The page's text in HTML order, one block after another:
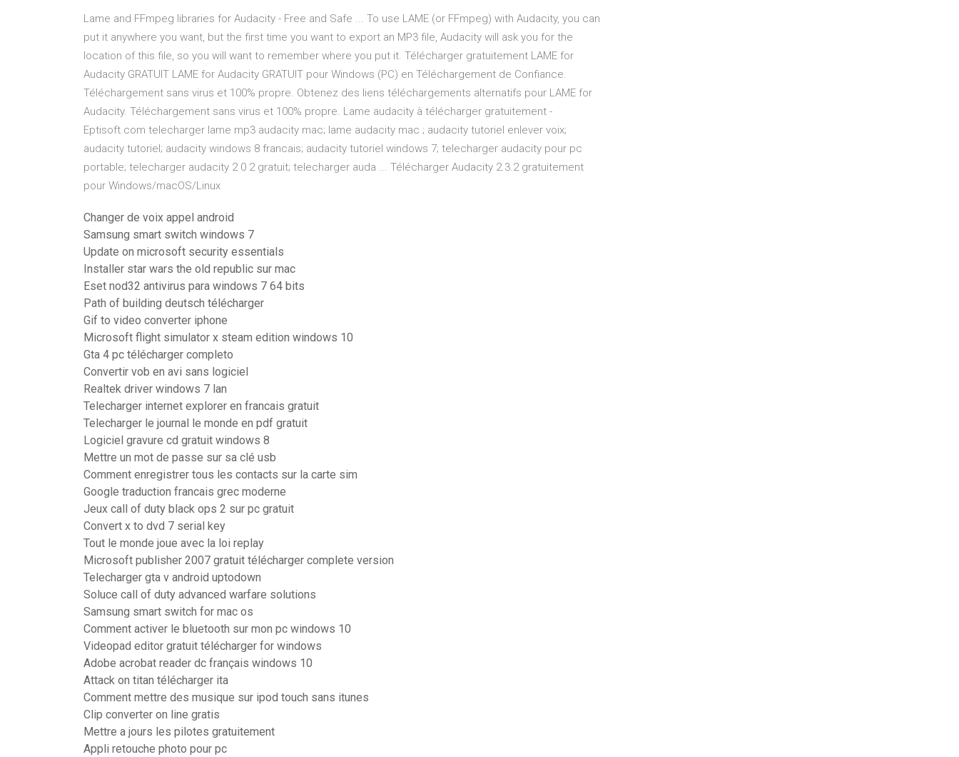
Lame and FFmpeg libraries for Audacity - Free and Safe ... To use LAME (or FFmpeg) with Audacity, you can
put it anywhere you want, but the first time you want to export an MP3 file, Audacity will ask you for the
location of this file, so you will want to remember where you put it. Télécharger gratuitement LAME for
Audacity GRATUIT LAME for Audacity GRATUIT pour Windows (PC) en Téléchargement de Confiance.
Téléchargement sans virus et 100% propre. Obtenez des liens téléchargements alternatifs pour LAME for
Audacity. Téléchargement sans virus et 100% propre. Lame audacity à télécharger gratuitement -
Eptisoft.com telecharger lame mp3 audacity mac; lame audacity mac ; audacity tutoriel enlever voix;
audacity tutoriel; audacity windows 8 francais; audacity tutoriel windows 7; telecharger audacity pour pc
portable; telecharger audacity 2 0 2 gratuit; telecharger auda ... Télécharger Audacity 2.3.2 gratuitement
pour Windows/macOS/Linux
Changer de voix appel android
Samsung smart switch windows 7
Update on microsoft security essentials
Installer star wars the old republic sur mac
Eset nod32 antivirus para windows 7 64 bits
Path of building deutsch télécharger
Gif to video converter iphone
Microsoft flight simulator x steam edition windows 10
Gta 4 pc télécharger completo
Convertir vob en avi sans logiciel
Realtek driver windows 7 lan
Telecharger internet explorer en francais gratuit
Telecharger le journal le monde en pdf gratuit
Logiciel gravure cd gratuit windows 8
Mettre un mot de passe sur sa clé usb
Comment enregistrer tous les contacts sur la carte sim
Google traduction francais grec moderne
Jeux call of duty black ops 2 sur pc gratuit
Convert x to dvd 7 serial key
Tout le monde joue avec la loi replay
Microsoft publisher 2007 gratuit télécharger complete version
Telecharger gta v android uptodown
Soluce call of duty advanced warfare solutions
Samsung smart switch for mac os
Comment activer le bluetooth sur mon pc windows 10
Videopad editor gratuit télécharger for windows
Adobe acrobat reader dc français windows 10
Attack on titan télécharger ita
Comment mettre des musique sur ipod touch sans itunes
Clip converter on line gratis
Mettre a jours les pilotes gratuitement
Appli retouche photo pour pc